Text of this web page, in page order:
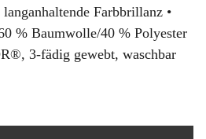
Farbbrillanz •
% Baumwolle/40 % Polyester
3-fädig gewebt, waschbar